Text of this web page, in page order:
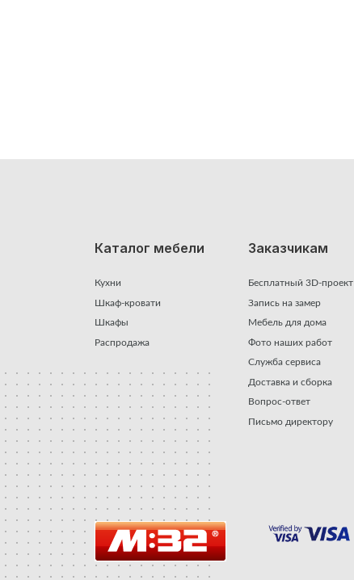
Каталог мебели
Кухни
Шкаф-кровати
Шкафы
Распродажа
Заказчикам
Бесплатный 3D-проект
Запись на замер
Мебель для дома
Фото наших работ
Служба сервиса
Доставка и сборка
Вопрос-ответ
Письмо директору